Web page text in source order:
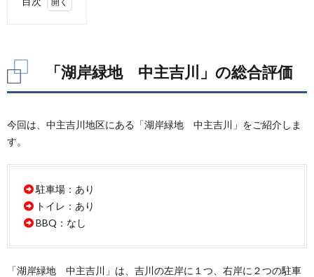
1.
吉
合評
2.
岸緑
地
吉
車場
「湖岸緑地 中主吉川」の総合評価
今回は、中主吉川地区にある「湖岸緑地 中主吉川」をご紹介しま
す。
駐車場：あり
トイレ：あり
BBQ：なし
「湖岸緑地 中主吉川」は、吉川の左岸に１つ、右岸に２つの駐車